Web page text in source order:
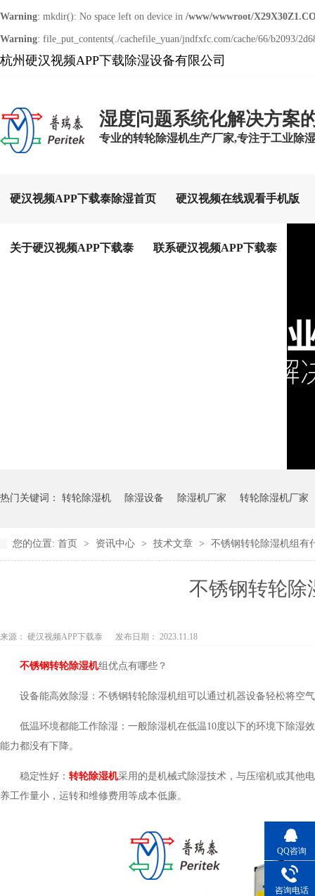
Warning: mkdir(): No space left on device in /www/wwwroot/
Warning: file_put_contents(./cachefile_yuan/jndfxfc.com/cache/66/b2093/
杭州硬汉视频APP下载除湿设备有限公司
湿度问题系统化解决方案
专业的转轮除湿机生产厂家,专注于工业除
硬汉视频APP下载泰除湿首页 硬汉视频在线观看手机版
关于硬汉视频APP下载泰 联系硬汉视频APP下载泰
热门关键词： 转轮除湿机 除湿设备 除湿机厂家 转轮除湿机厂家
您的位置: 首页 > 资讯中心 > 技术文章 > 不锈钢转轮除湿机组有
不锈钢转轮除
来源： 硬汉视频APP下载泰 发布日期： 2023.11.18
不锈钢转轮除湿机组优点有哪些？
设备能高效除湿：不锈钢转轮除湿机组可以通过机器设备轻松将空
低温环境都能工作除湿：一般除湿机在低温10度以下的环境下除湿
能力都没有下降。
稳定性好： 转轮除湿机采用的是机械式除湿技术，与压缩机或其他
养工作量小，运转和维修费用等成本低廉。
QQ咨询
咨询电话